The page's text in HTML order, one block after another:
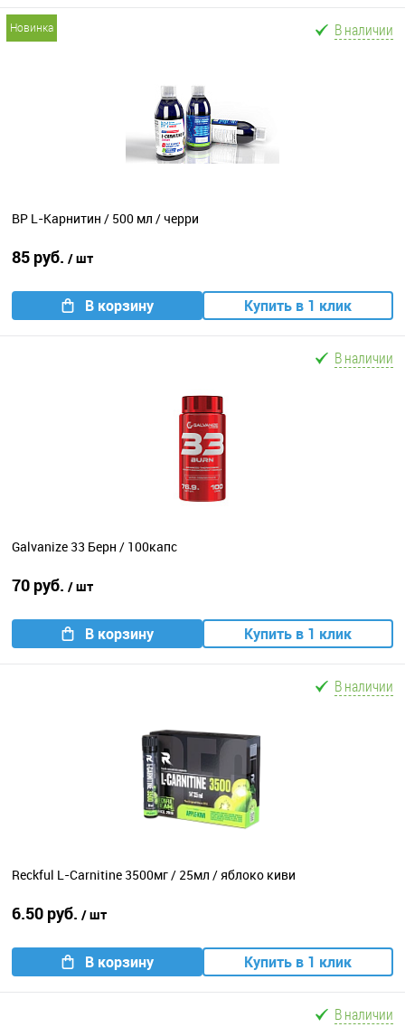
новинка В наличии
BP L-Карнитин / 500 мл / черри
85 руб. / шт
В корзину Купить в 1 клик
В наличии
Galvanize 33 Берн / 100капс
70 руб. / шт
В корзину Купить в 1 клик
В наличии
Reckful L-Carnitine 3500мг / 25мл / яблоко киви
6.50 руб. / шт
В корзину Купить в 1 клик
В наличии